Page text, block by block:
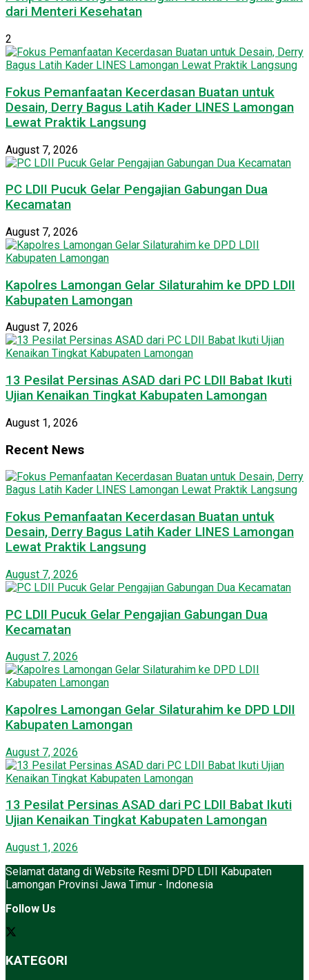
dari Menteri Kesehatan
2
Fokus Pemanfaatan Kecerdasan Buatan untuk
Desain, Derry Bagus Latih Kader LINES Lamongan
Lewat Praktik Langsung
August 7, 2026
PC LDII Pucuk Gelar Pengajian Gabungan Dua
Kecamatan
August 7, 2026
Kapolres Lamongan Gelar Silaturahim ke DPD LDII
Kabupaten Lamongan
August 7, 2026
13 Pesilat Persinas ASAD dari PC LDII Babat Ikuti
Ujian Kenaikan Tingkat Kabupaten Lamongan
August 1, 2026
Recent News
Fokus Pemanfaatan Kecerdasan Buatan untuk
Desain, Derry Bagus Latih Kader LINES Lamongan
Lewat Praktik Langsung
August 7, 2026
PC LDII Pucuk Gelar Pengajian Gabungan Dua
Kecamatan
August 7, 2026
Kapolres Lamongan Gelar Silaturahim ke DPD LDII
Kabupaten Lamongan
August 7, 2026
13 Pesilat Persinas ASAD dari PC LDII Babat Ikuti
Ujian Kenaikan Tingkat Kabupaten Lamongan
August 1, 2026
Selamat datang di Website Resmi DPD LDII Kabupaten
Lamongan Provinsi Jawa Timur - Indonesia
Follow Us
KATEGORI